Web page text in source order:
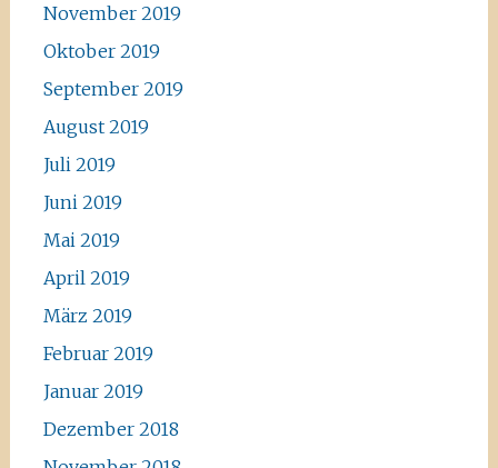
November 2019
Oktober 2019
September 2019
August 2019
Juli 2019
Juni 2019
Mai 2019
April 2019
März 2019
Februar 2019
Januar 2019
Dezember 2018